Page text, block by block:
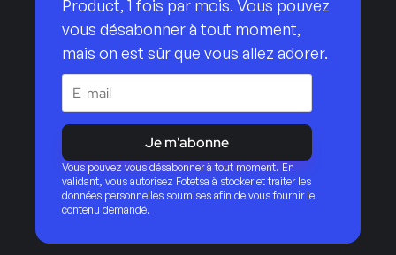
Product, 1 fois par mois. Vous pouvez
vous désabonner à tout moment,
mais on est sûr que vous allez adorer.
Je m'abonne
Vous pouvez vous désabonner à tout moment. En
validant, vous autorisez Fotetsa à stocker et traiter les
données personnelles soumises afin de vous fournir le
contenu demandé.